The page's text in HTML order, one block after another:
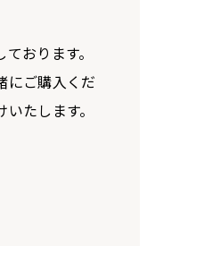
おります。
にご購入くだ
たします。